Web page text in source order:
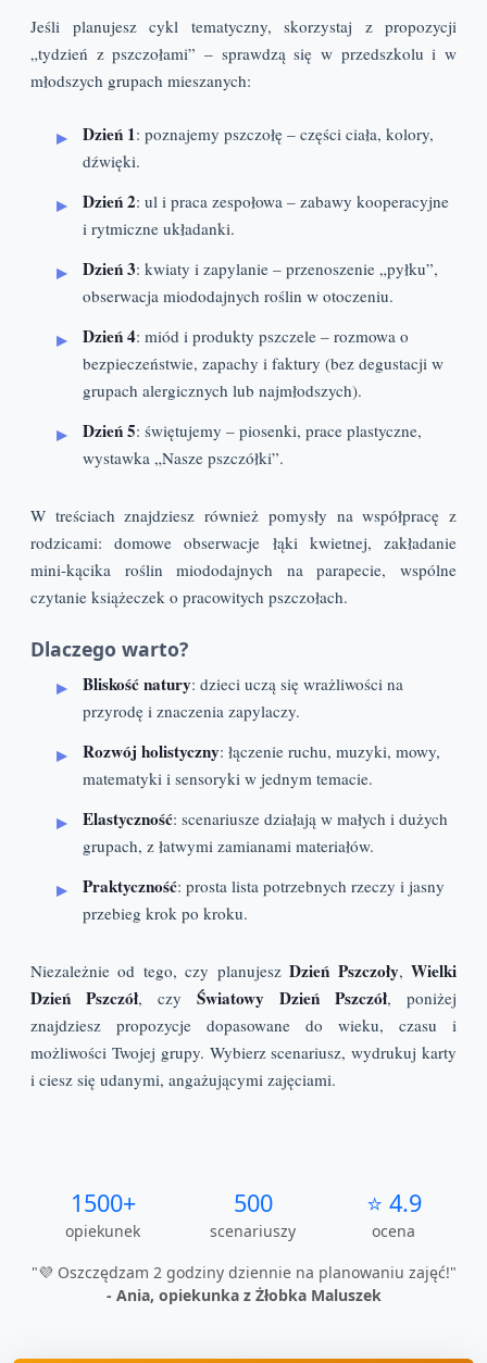
Jeśli planujesz cykl tematyczny, skorzystaj z propozycji
„tydzień z pszczołami” – sprawdzą się w przedszkolu i w
młodszych grupach mieszanych:
Dzień 1: poznajemy pszczołę – części ciała, kolory,
dźwięki.
Dzień 2: ul i praca zespołowa – zabawy kooperacyjne
i rytmiczne układanki.
Dzień 3: kwiaty i zapylanie – przenoszenie „pyłku”,
obserwacja miododajnych roślin w otoczeniu.
Dzień 4: miód i produkty pszczele – rozmowa o
bezpieczeństwie, zapachy i faktury (bez degustacji w
grupach alergicznych lub najmłodszych).
Dzień 5: świętujemy – piosenki, prace plastyczne,
wystawka „Nasze pszczółki”.
W treściach znajdziesz również pomysły na współpracę z
rodzicami: domowe obserwacje łąki kwietnej, zakładanie
mini-kącika roślin miododajnych na parapecie, wspólne
czytanie książeczek o pracowitych pszczołach.
Dlaczego warto?
Bliskość natury: dzieci uczą się wrażliwości na
przyrodę i znaczenia zapylaczy.
Rozwój holistyczny: łączenie ruchu, muzyki, mowy,
matematyki i sensoryki w jednym temacie.
Elastyczność: scenariusze działają w małych i dużych
grupach, z łatwymi zamianami materiałów.
Praktyczność: prosta lista potrzebnych rzeczy i jasny
przebieg krok po kroku.
Niezależnie od tego, czy planujeszDzień Pszczoły,Wielki
Dzień Pszczół, czy Światowy Dzień Pszczół, poniżej
znajdziesz propozycje dopasowane do wieku, czasu i
możliwości Twojej grupy. Wybierz scenariusz, wydrukuj karty
i ciesz się udanymi, angażującymi zajęciami.
1500+
opiekunek
500
scenariuszy
⭐ 4.9
ocena
"💜 Oszczędzam 2 godziny dziennie na planowaniu zajęć!"
- Ania, opiekunka z Żłobka Maluszek